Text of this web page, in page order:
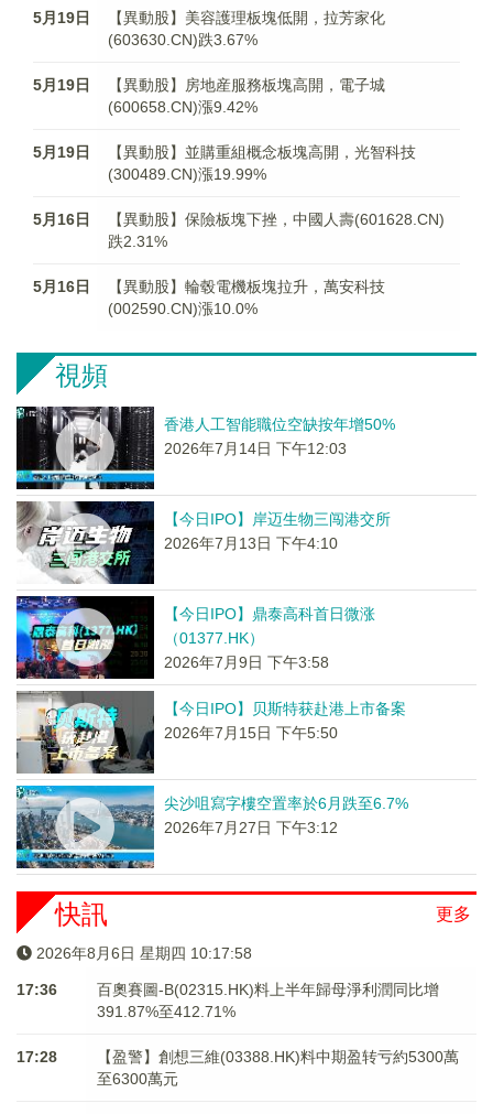
5月19日
【異動股】美容護理板塊低開，拉芳家化
(603630.CN)跌3.67%
5月19日
【異動股】房地産服務板塊高開，電子城
(600658.CN)漲9.42%
5月19日
【異動股】並購重組概念板塊高開，光智科技
(300489.CN)漲19.99%
5月16日
【異動股】保險板塊下挫，中國人壽(601628.CN)
跌2.31%
5月16日
【異動股】輪毂電機板塊拉升，萬安科技
(002590.CN)漲10.0%
視頻
香港人工智能職位空缺按年增50%
2026年7月14日 下午12:03
【今日IPO】岸迈生物三闯港交所
2026年7月13日 下午4:10
【今日IPO】鼎泰高科首日微涨
（01377.HK）
2026年7月9日 下午3:58
【今日IPO】贝斯特获赴港上市备案
2026年7月15日 下午5:50
尖沙咀寫字樓空置率於6月跌至6.7%
2026年7月27日 下午3:12
更多
快訊
2026年8月6日 星期四 10:17:58
17:36
百奧賽圖-B(02315.HK)料上半年歸母淨利潤同比增
391.87%至412.71%
17:28
【盈警】創想三維(03388.HK)料中期盈转亏約5300萬
至6300萬元